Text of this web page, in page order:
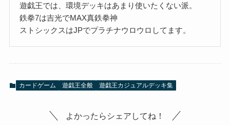
遊戯王では、環境デッキはあまり使いたくない派。
鉄拳7は吉光でMAX真鉄拳神
ストシックスはJPでプラチナウロウロしてます。
カードゲーム 遊戯王全般 遊戯王カジュアルデッキ集
よかったらシェアしてね！